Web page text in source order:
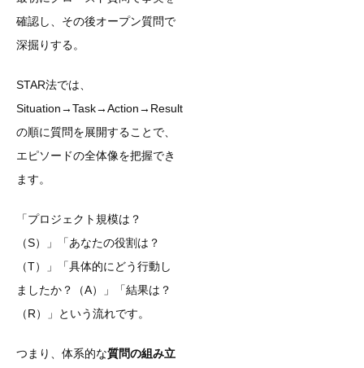
確認し、その後オープン質問で
深掘りする。
STAR法では、
Situation→Task→Action→Result
の順に質問を展開することで、
エピソードの全体像を把握でき
ます。
「プロジェクト規模は？
（S）」「あなたの役割は？
（T）」「具体的にどう行動し
ましたか？（A）」「結果は？
（R）」という流れです。
つまり、体系的な質問の組み立